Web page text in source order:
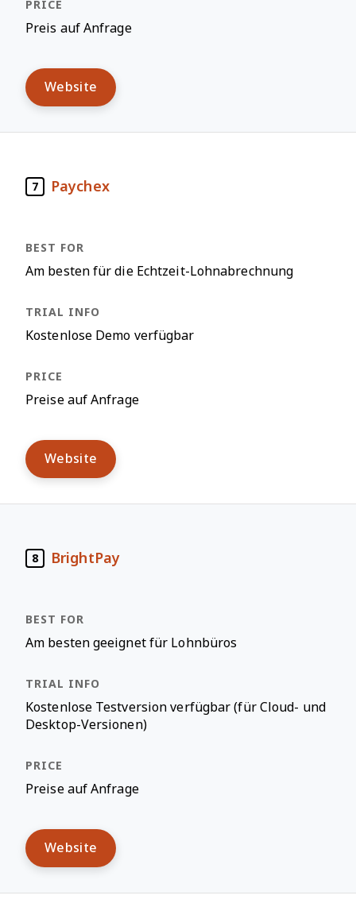
Preis auf Anfrage
Website
7 Paychex
Am besten für die Echtzeit-Lohnabrechnung
Kostenlose Demo verfügbar
Preise auf Anfrage
Website
8 BrightPay
Am besten geeignet für Lohnbüros
Kostenlose Testversion verfügbar (für Cloud- und
Desktop-Versionen)
Preise auf Anfrage
Website